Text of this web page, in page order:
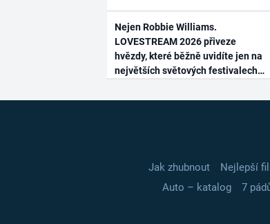
Nejen Robbie Williams.
LOVESTREAM 2026 přiveze
hvězdy, které běžně uvidíte jen na
největších světových festivalech
Jak zhubnout Nejlepší
Auto – katalog
7